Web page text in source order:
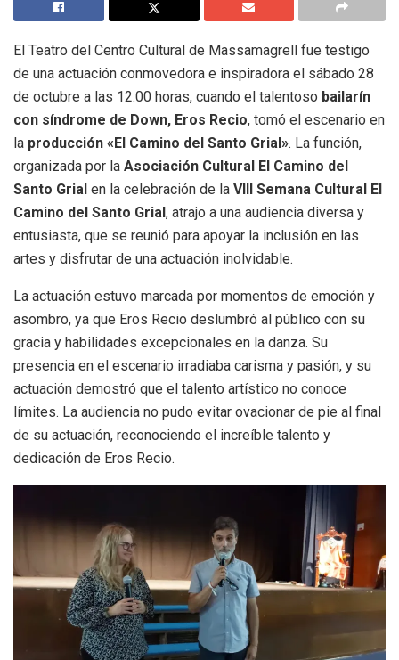
El Teatro del Centro Cultural de Massamagrell fue testigo
de una actuación conmovedora e inspiradora el sábado 28
de octubre a las 12:00 horas, cuando el talentoso bailarín
con síndrome de Down, Eros Recio, tomó el escenario en
la producción «El Camino del Santo Grial». La función,
organizada por la Asociación Cultural El Camino del
Santo Grial en la celebración de la VIII Semana Cultural El
Camino del Santo Grial , atrajo a una audiencia diversa y
entusiasta, que se reunió para apoyar la inclusión en las
artes y disfrutar de una actuación inolvidable.
La actuación estuvo marcada por momentos de emoción y
asombro, ya que Eros Recio deslumbró al público con su
gracia y habilidades excepcionales en la danza. Su
presencia en el escenario irradiaba carisma y pasión, y su
actuación demostró que el talento artístico no conoce
límites. La audiencia no pudo evitar ovacionar de pie al final
de su actuación, reconociendo el increíble talento y
dedicación de Eros Recio.